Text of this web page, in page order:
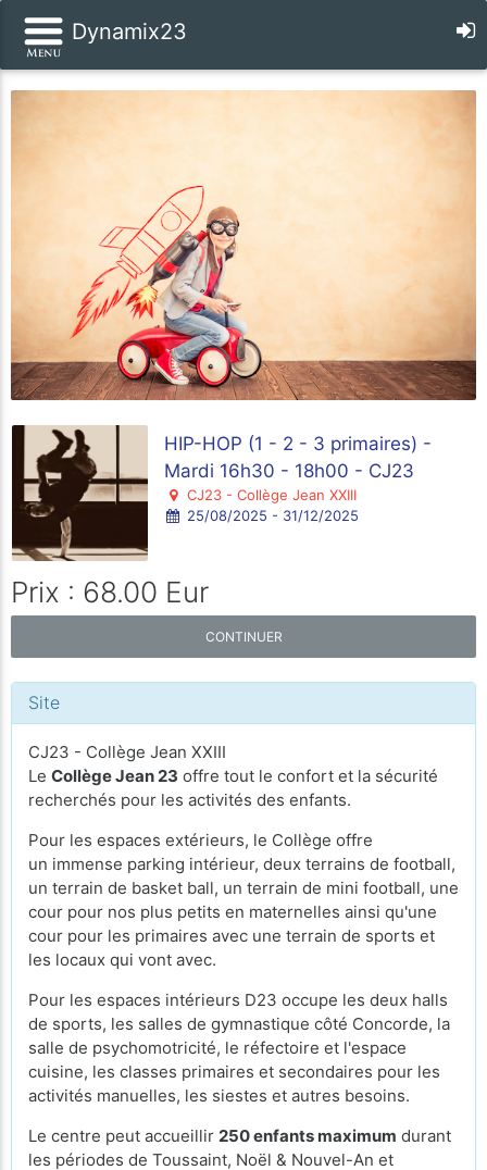
Dynamix23
HIP-HOP (1 - 2 - 3 primaires) -
Mardi 16h30 - 18h00 - CJ23
CJ23 - Collège Jean XXIII
25/08/2025 - 31/12/2025
Prix : 68.00 Eur
CONTINUER
Site
CJ23 - Collège Jean XXIII
Le Collège Jean 23 offre tout le confort et la sécurité
recherchés pour les activités des enfants.
Pour les espaces extérieurs, le Collège offre
un immense parking intérieur, deux terrains de football,
un terrain de basket ball, un terrain de mini football, une
cour pour nos plus petits en maternelles ainsi qu'une
cour pour les primaires avec une terrain de sports et
les locaux qui vont avec.
Pour les espaces intérieurs D23 occupe les deux halls
de sports, les salles de gymnastique côté Concorde, la
salle de psychomotricité, le réfectoire et l'espace
cuisine, les classes primaires et secondaires pour les
activités manuelles, les siestes et autres besoins.
Le centre peut accueillir 250 enfants maximum durant
les périodes de Toussaint, Noël & Nouvel-An et